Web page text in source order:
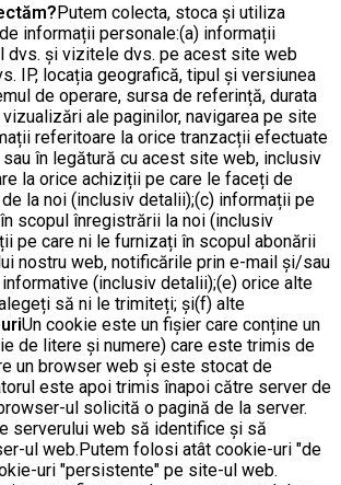
Putem colecta, stoca și utiliza
informații personale:(a) informații
dvs. și vizitele dvs. pe acest site web
IP, locația geografică, tipul și versiunea
de operare, sursa de referință, durata
ale paginilor, navigarea pe site
referitoare la orice tranzacții efectuate
în legătură cu acest site web, inclusiv
la orice achiziții pe care le faceți de
la noi (inclusiv detalii);(c) informații pe
scopul înregistrării la noi (inclusiv
pe care ni le furnizați în scopul abonării
nostru web, notificările prin e-mail și/sau
(inclusiv detalii);(e) orice alte
să ni le trimiteți; și(f) alte
Un cookie este un fișier care conține un
de litere și numere) care este trimis de
un browser web și este stocat de
este apoi trimis înapoi către server de
ul solicită o pagină de la server.
serverului web să identifice și să
ul web.Putem folosi atât cookie-uri "de
uri "persistente" pe site-ul web.